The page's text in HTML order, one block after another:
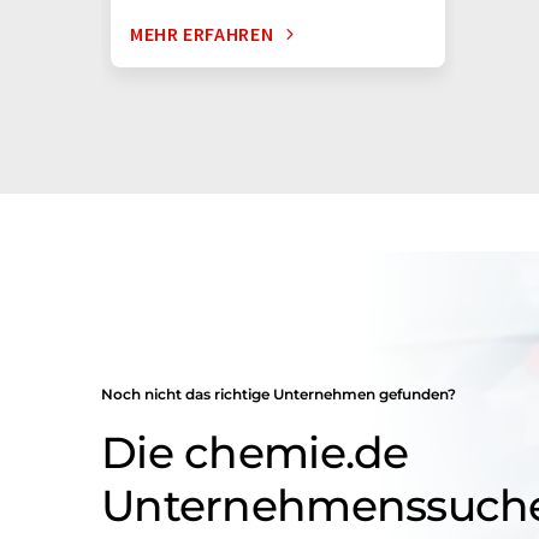
MEHR ERFAHREN
Noch nicht das richtige Unternehmen gefunden?
Die chemie.de